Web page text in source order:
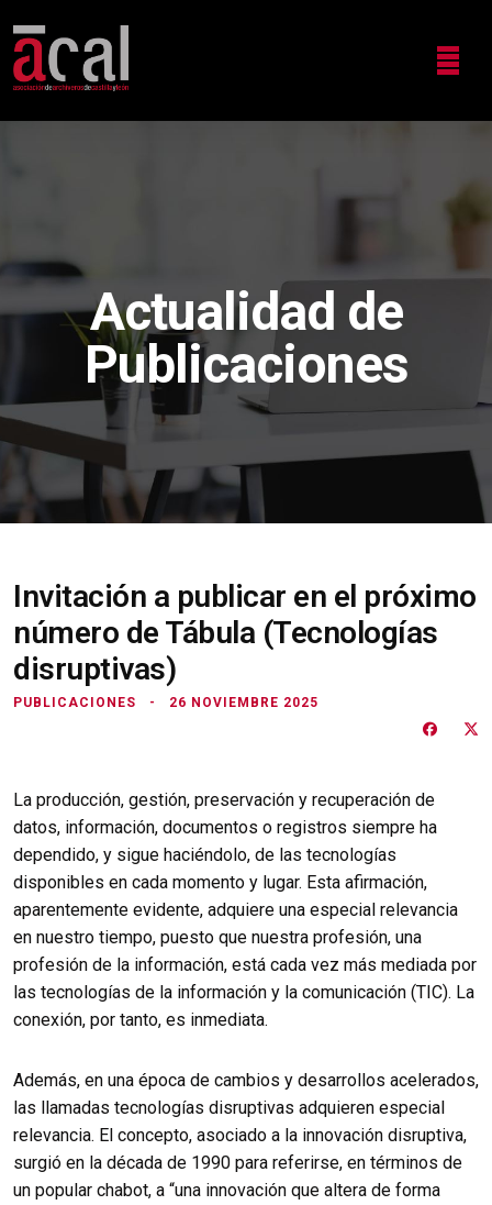
Actualidad de
Publicaciones
Invitación a publicar en el próximo
número de Tábula (Tecnologías
disruptivas)
PUBLICACIONES 26 NOVIEMBRE 2025
La producción, gestión, preservación y recuperación de
datos, información, documentos o registros siempre ha
dependido, y sigue haciéndolo, de las tecnologías
disponibles en cada momento y lugar. Esta afirmación,
aparentemente evidente, adquiere una especial relevancia
en nuestro tiempo, puesto que nuestra profesión, una
profesión de la información, está cada vez más mediada por
las tecnologías de la información y la comunicación (TIC). La
conexión, por tanto, es inmediata.
Además, en una época de cambios y desarrollos acelerados,
las llamadas tecnologías disruptivas adquieren especial
relevancia. El concepto, asociado a la innovación disruptiva,
surgió en la década de 1990 para referirse, en términos de
un popular chabot, a “una innovación que altera de forma